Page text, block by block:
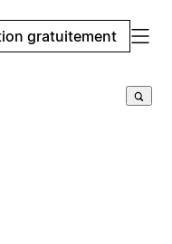
gratuitement